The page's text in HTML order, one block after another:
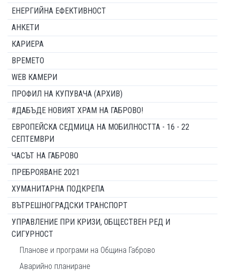
ЕНЕРГИЙНА ЕФЕКТИВНОСТ
АНКЕТИ
КАРИЕРА
ВРЕМЕТО
WEB КАМЕРИ
ПРОФИЛ НА КУПУВАЧА (АРХИВ)
#ДАБЪДЕ НОВИЯТ ХРАМ НА ГАБРОВО!
ЕВРОПЕЙСКА СЕДМИЦА НА МОБИЛНОСТТА - 16 - 22
СЕПТЕМВРИ
ЧАСЪТ НА ГАБРОВО
ПРЕБРОЯВАНЕ 2021
ХУМАНИТАРНА ПОДКРЕПА
ВЪТРЕШНОГРАДСКИ ТРАНСПОРТ
УПРАВЛЕНИЕ ПРИ КРИЗИ, ОБЩЕСТВЕН РЕД И
СИГУРНОСТ
Планове и програми на Община Габрово
Аварийно планиране